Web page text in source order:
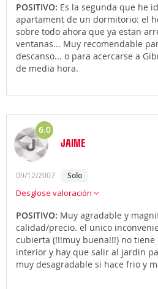
POSITIVO: Es la segunda que he
apartament de un dormitorio: el
sobre todo ahora que ya estan
ventanas... Muy recomendable
descanso... o para acercarse a
de media hora.
6.0
JAIME
09/12/2007 solo
Desglose valoración
POSITIVO: Muy agradable y
calidad/precio. el unico
cubierta (!!!muy buena!!!) no
interior y hay que salir al jardin
muy desagradable si hace frio y